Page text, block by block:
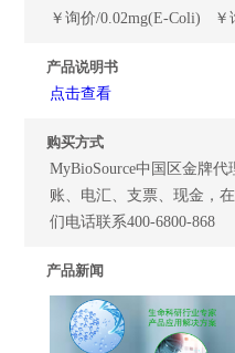
￥询价/0.02mg(E-Coli) ￥
产品说明书
点击查看
购买方式
MyBioSource中国区金牌
账、电汇、支票、现金，
们电话联系400-6800-868
产品新闻